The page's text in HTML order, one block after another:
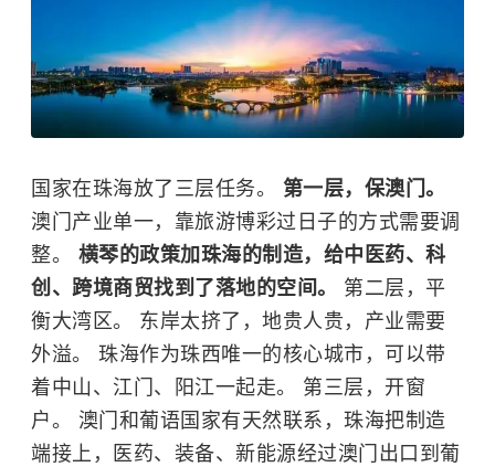
国家在珠海放了三层任务。 第一层，保澳门。
澳门产业单一，靠旅游博彩过日子的方式需要调
整。 横琴的政策加珠海的制造，给中医药、科
创、跨境商贸找到了落地的空间。 第二层，平
衡大湾区。 东岸太挤了，地贵人贵，产业需要
外溢。 珠海作为珠西唯一的核心城市，可以带
着中山、江门、阳江一起走。 第三层，开窗
户。 澳门和葡语国家有天然联系，珠海把制造
端接上，医药、装备、新能源经过澳门出口到葡